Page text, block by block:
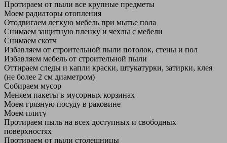
Протираем от пыли все крупные предметы
Моем радиаторы отопления
Отодвигаем легкую мебель при мытье пола
Снимаем защитную пленку и чехлы с мебели
Снимаем скотч
Избавляем от строительной пыли потолок, стены и пол
Избавляем мебель от строительной пыли
Оттираем следы и капли краски, штукатурки, затирки, клея
(не более 2 см диаметром)
Собираем мусор
Меняем пакеты в мусорных корзинах
Моем грязную посуду в раковине
Моем плиту
Протираем пыль на всех доступных и свободных
поверхностях
Протираем от пыли столешницы